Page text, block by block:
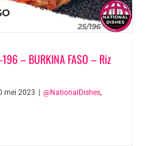
– BURKINA FASO – Riz
mei 2023 @NationalDishes,